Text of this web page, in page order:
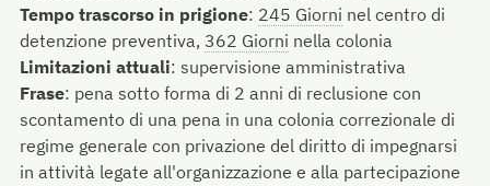
Tempo trascorso in prigione: 245 Giorni nel centro di
detenzione preventiva, 362 Giorni nella colonia
Limitazioni attuali: supervisione amministrativa
Frase: pena sotto forma di 2 anni di reclusione con
scontamento di una pena in una colonia correzionale di
regime generale con privazione del diritto di impegnarsi
in attività legate all'organizzazione e alla partecipazione